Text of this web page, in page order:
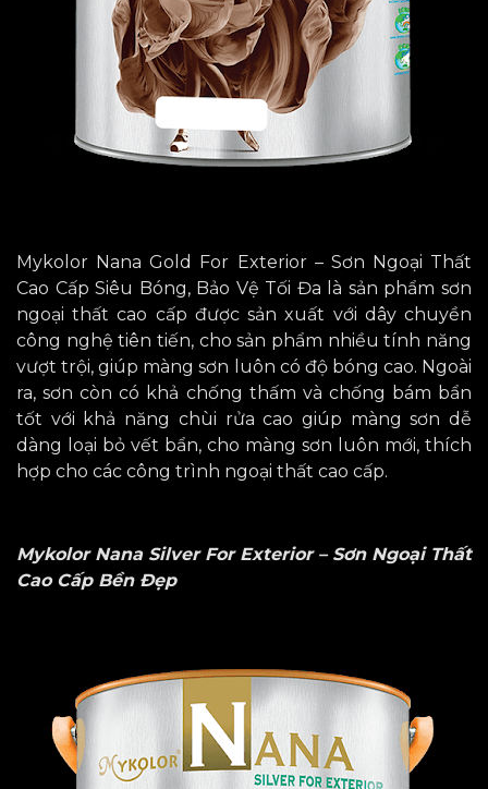
Mykolor Nana Gold For Exterior – Sơn Ngoại Thất
Cao Cấp Siêu Bóng, Bảo Vệ Tối Đa là sản phẩm sơn
ngoại thất cao cấp được sản xuất với dây chuyền
công nghệ tiên tiến, cho sản phẩm nhiều tính năng
vượt trội, giúp màng sơn luôn có độ bóng cao. Ngoài
ra, sơn còn có khả chống thấm và chống bám bẩn
tốt với khả năng chùi rửa cao giúp màng sơn dễ
dàng loại bỏ vết bẩn, cho màng sơn luôn mới, thích
hợp cho các công trình ngoại thất cao cấp.
Mykolor Nana Silver For Exterior – Sơn Ngoại Thất
Cao Cấp Bền Đẹp